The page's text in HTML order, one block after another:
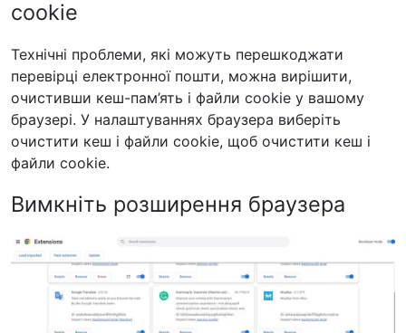
cookie
Технічні проблеми, які можуть перешкоджати
перевірці електронної пошти, можна вирішити,
очистивши кеш-пам’ять і файли cookie у вашому
браузері. У налаштуваннях браузера виберіть
очистити кеш і файли cookie, щоб очистити кеш і
файли cookie.
Вимкніть розширення браузера